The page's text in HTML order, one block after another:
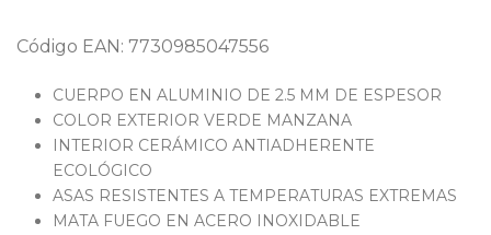
Código EAN: 7730985047556
CUERPO EN ALUMINIO DE 2.5 MM DE ESPESOR
COLOR EXTERIOR VERDE MANZANA
INTERIOR CERÁMICO ANTIADHERENTE
ECOLÓGICO
ASAS RESISTENTES A TEMPERATURAS EXTREMAS
MATA FUEGO EN ACERO INOXIDABLE